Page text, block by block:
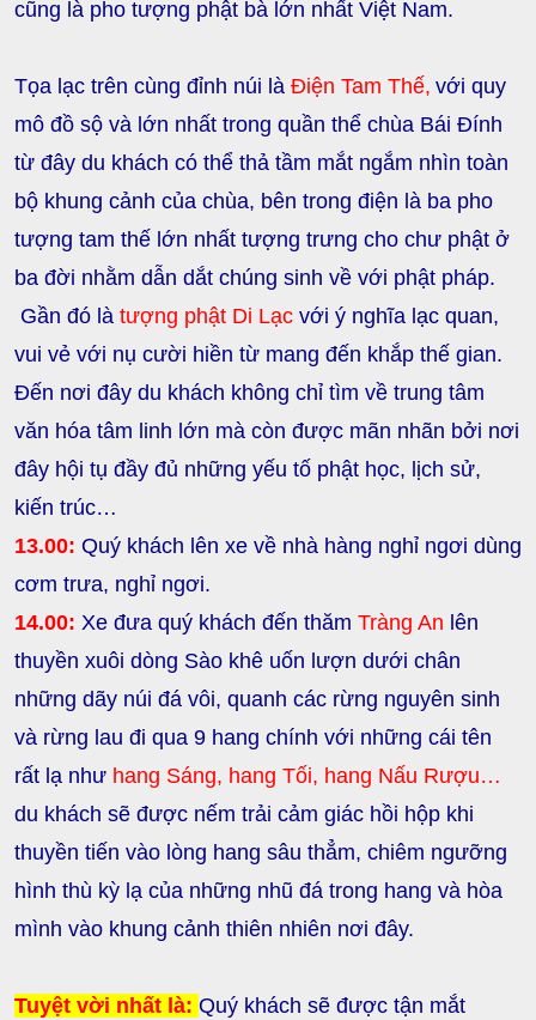
cũng là pho tượng phật bà lớn nhất Việt Nam.
Tọa lạc trên cùng đỉnh núi là Điện Tam Thế, với quy
mô đồ sộ và lớn nhất trong quần thể chùa Bái Đính
từ đây du khách có thể thả tầm mắt ngắm nhìn toàn
bộ khung cảnh của chùa, bên trong điện là ba pho
tượng tam thế lớn nhất tượng trưng cho chư phật ở
ba đời nhằm dẫn dắt chúng sinh về với phật pháp.
Gần đó là tượng phật Di Lạc với ý nghĩa lạc quan,
vui vẻ với nụ cười hiền từ mang đến khắp thế gian.
Đến nơi đây du khách không chỉ tìm về trung tâm
văn hóa tâm linh lớn mà còn được mãn nhãn bởi nơi
đây hội tụ đầy đủ những yếu tố phật học, lịch sử,
kiến trúc…
13.00: Quý khách lên xe về nhà hàng nghỉ ngơi dùng
cơm trưa, nghỉ ngơi.
14.00: Xe đưa quý khách đến thăm Tràng An lên
thuyền xuôi dòng Sào khê uốn lượn dưới chân
những dãy núi đá vôi, quanh các rừng nguyên sinh
và rừng lau đi qua 9 hang chính với những cái tên
rất lạ như hang Sáng, hang Tối, hang Nấu Rượu…
du khách sẽ được nếm trải cảm giác hồi hộp khi
thuyền tiến vào lòng hang sâu thẳm, chiêm ngưỡng
hình thù kỳ lạ của những nhũ đá trong hang và hòa
mình vào khung cảnh thiên nhiên nơi đây.
Tuyệt vời nhất là: Quý khách sẽ được tận mắt